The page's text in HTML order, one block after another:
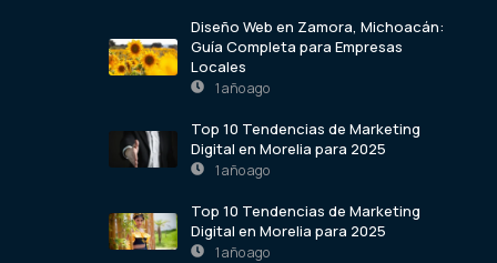
Diseño Web en Zamora, Michoacán:
Guía Completa para Empresas
Locales
1 año ago
Top 10 Tendencias de Marketing
Digital en Morelia para 2025
1 año ago
Top 10 Tendencias de Marketing
Digital en Morelia para 2025
1 año ago